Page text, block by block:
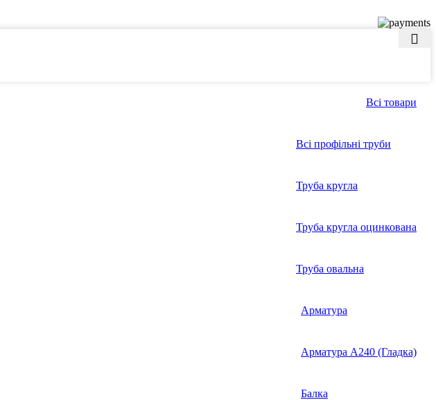
Всі товари
Всі профільні труби
Труба кругла
Труба кругла оцинкована
Труба овальна
Арматура
Арматура А240 (Гладка)
Балка